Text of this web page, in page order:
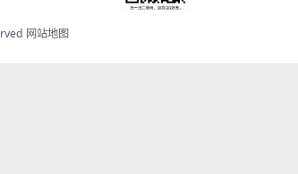
网站地图